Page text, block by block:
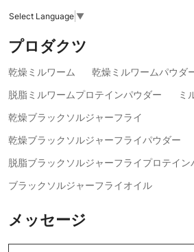
Select Language ▼
プロダクツ
乾燥ミルワーム
乾燥ミルワームパウダ
脱脂ミルワームプロテインパウダー
ミ
乾燥ブラックソルジャーフライ
乾燥ブラックソルジャーフライパウダー
脱脂ブラックソルジャーフライプロテイン
ブラックソルジャーフライオイル
メッセージ